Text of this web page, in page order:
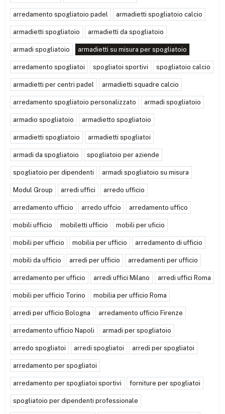
arredamento spogliatoio padel armadietti spogliatoio calcio
armadietti spogliatoio armadietti da spogliatoio
armadi spogliatoio armadietti su misura per spogliatoio
arredamento spogliatoi spogliatoi sportivi spogliatoio calcio
armadietti per centri padel armadietti squadre calcio
arredamento spogliatoio personalizzato armadi spogliatoio
armadio spogliatoio armadietto spogliatoio
armadietti spogliatoio armadietti spogliatoi
armadi da spogliatoio spogliatoio per aziende
spogliatoio per dipendenti armadi spogliatoio su misura
Modul Group arredi uffici arredo ufficio
arredamento ufficio arredo uffcio arredamento uffico
mobili ufficio mobiletti ufficio mobili per uficio
mobili per ufficio mobilia per ufficio arredamento di ufficio
mobili da ufficio arredi per ufficio arredamenti per ufficio
arredamento per ufficio arredi uffici Milano arredi uffici Roma
mobili per ufficio Torino mobilia per ufficio Roma
arredi per ufficio Bologna arredamento ufficio Firenze
arredamento ufficio Napoli armadi per spogliatoio
arredo spogliatoi arredi spogliatoi arredi per spogliatoi
arredamento per spogliatoi
arredamento per spogliatoi sportivi forniture per spogliatoi
spogliatoio per dipendenti professionale